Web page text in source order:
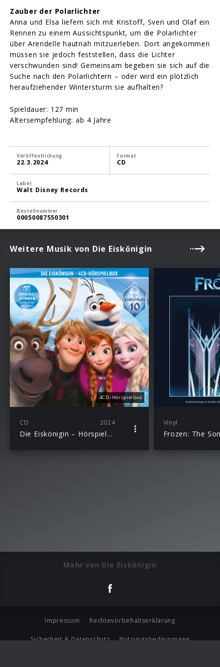
Zauber der Polarlichter
Anna und Elsa liefern sich mit Kristoff, Sven und Olaf ein
Rennen zu einem Aussichtspunkt, um die Polarlichter
über Arendelle hautnah mitzuerleben. Dort angekommen
müssen sie jedoch feststellen, dass die Lichter
verschwunden sind! Gemeinsam begeben sie sich auf die
Suche nach den Polarlichtern – oder wird ein plötzlich
heraufziehender Wintersturm sie aufhalten?
Spieldauer: 127 min
Altersempfehlung: ab 4 Jahre
Veröffentlichung
22.3.2024
Format
CD
Label
Walt Disney Records
Bestellnummer
00050087550301
Weitere Musik von Die Eiskönigin
4CD-Hörspielbox
CD 2024
Die Eiskönigin – Hörspielbox
Vinyl
Frozen: The
Mehr von Die Eiskönigin
Impressum Rechtevorbehaltserklärung
Sicherheit & Datenschutz Nutzungsbedingungen